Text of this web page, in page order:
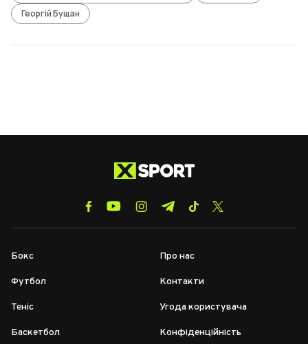
Георгій Бущан
Бокс
Футбол
Теніс
Баскетбол
Про нас
Контакти
Угода користувача
Конфіденційність